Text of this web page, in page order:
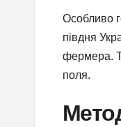
Особливо
півдня
фермера.
поля.